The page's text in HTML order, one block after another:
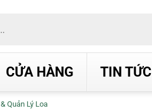
CỬA HÀNG TIN TỨC
Quản Lý Loa